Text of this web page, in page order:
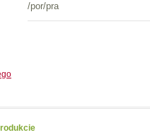
/por/pra